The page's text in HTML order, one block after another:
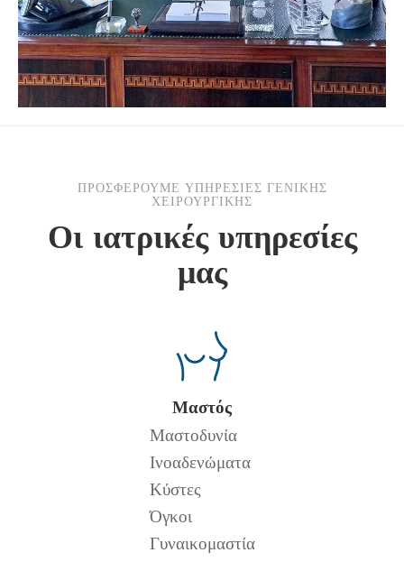
ΠΡΟΣΦΕΡΟΥΜΕ ΥΠΗΡΕΣΙΕΣ ΓΕΝΙΚΗΣ
ΧΕΙΡΟΥΡΓΙΚΗΣ
Οι ιατρικές υπηρεσίες
μας
Μαστός
Μαστοδυνία
Ινοαδενώματα
Κύστες
Όγκοι
Γυναικομαστία